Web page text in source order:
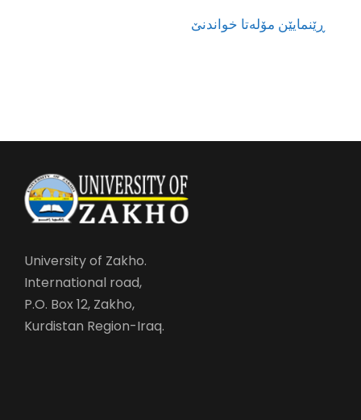
ڕێنمایێن مۆلەتا خواندنێ
University of Zakho.
International road,
P.O. Box 12, Zakho,
Kurdistan Region-Iraq.